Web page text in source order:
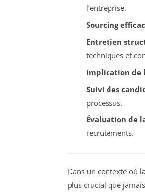
l’entreprise.
Sourcing
Entretien
techniques et
Implication de
Suivi des
processus.
Évaluation de
recrutements.
Dans un contexte où
plus crucial que